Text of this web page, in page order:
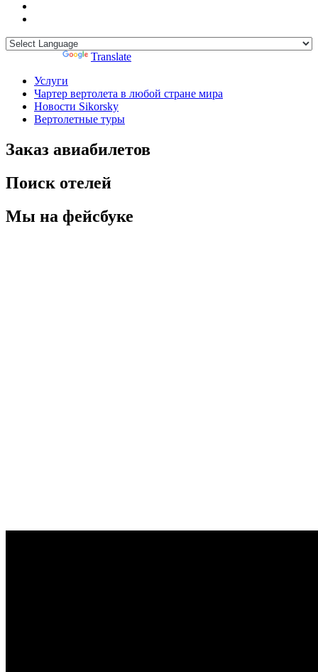
Translate
Услуги
Чартер вертолета в любой стране мира
Новости Sikorsky
Вертолетные туры
Заказ авиабилетов
Поиск отелей
Мы на фейсбуке